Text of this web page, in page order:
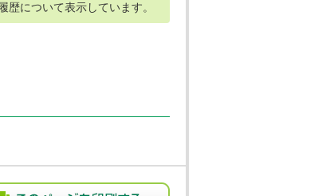
歴について表示しています。